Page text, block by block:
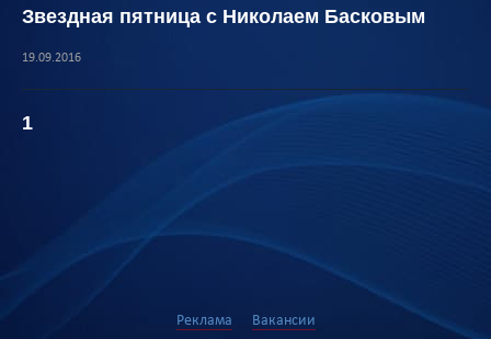
Звездная пятница с Николаем Басковым
19.09.2016
1
Реклама Вакансии